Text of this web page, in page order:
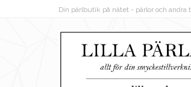
Din pärlbutik på nätet - pärlor och